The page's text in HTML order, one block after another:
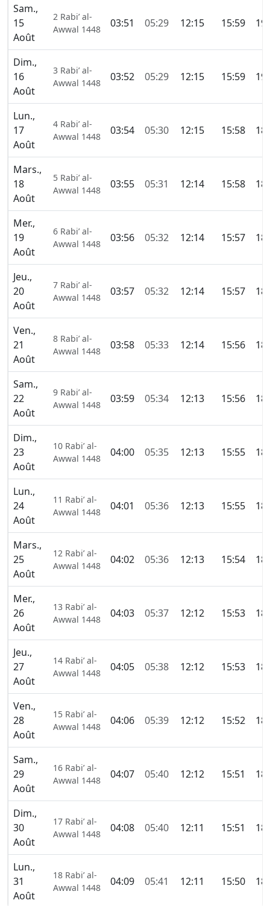
Sam.,
15
Août
2 Rabi’ al-
Awwal 1448
03:51 05:29 12:15 15:59
Dim.,
16
Août
3 Rabi’ al-
Awwal 1448
03:52 05:29 12:15 15:59
Lun.,
17
Août
4 Rabi’ al-
Awwal 1448
03:54 05:30 12:15 15:58
Mars.,
18
Août
5 Rabi’ al-
Awwal 1448
03:55 05:31 12:14 15:58
Mer.,
19
Août
6 Rabi’ al-
Awwal 1448
03:56 05:32 12:14 15:57
Jeu.,
20
Août
7 Rabi’ al-
Awwal 1448
03:57 05:32 12:14 15:57
Ven.,
21
Août
8 Rabi’ al-
Awwal 1448
03:58 05:33 12:14 15:56
Sam.,
22
Août
9 Rabi’ al-
Awwal 1448
03:59 05:34 12:13 15:56
Dim.,
23
Août
10 Rabi’ al-
Awwal 1448
04:00 05:35 12:13 15:55
Lun.,
24
Août
11 Rabi’ al-
Awwal 1448
04:01 05:36 12:13 15:55
Mars.,
25
Août
12 Rabi’ al-
Awwal 1448
04:02 05:36 12:13 15:54
Mer.,
26
Août
13 Rabi’ al-
Awwal 1448
04:03 05:37 12:12 15:53
Jeu.,
27
Août
14 Rabi’ al-
Awwal 1448
04:05 05:38 12:12 15:53
Ven.,
28
Août
15 Rabi’ al-
Awwal 1448
04:06 05:39 12:12 15:52
Sam.,
29
Août
16 Rabi’ al-
Awwal 1448
04:07 05:40 12:12 15:51
Dim.,
30
Août
17 Rabi’ al-
Awwal 1448
04:08 05:40 12:11 15:51
Lun.,
31
Août
18 Rabi’ al-
Awwal 1448
04:09 05:41 12:11 15:50